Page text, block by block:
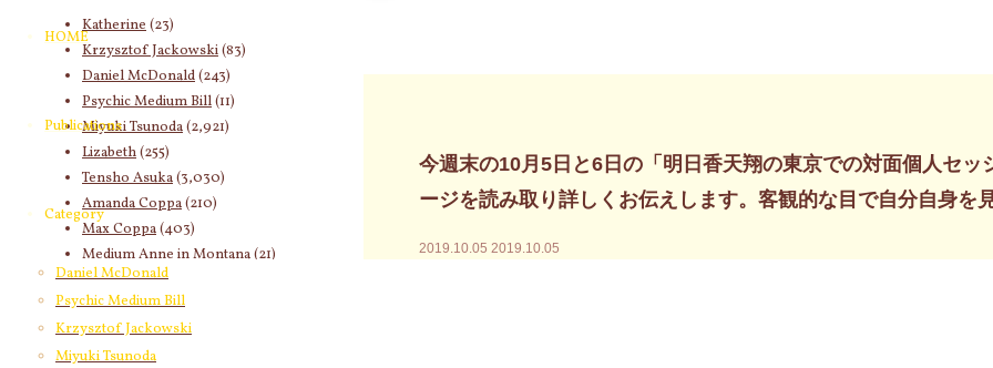
HOME
Publications
Category
Daniel McDonald
Psychic Medium Bill
Krzysztof Jackowski
Miyuki Tsunoda
今週末の10月5日と6日の「明日香天翔の東京での対面個人セ
ージを読み取り詳しくお伝えします。客観的な目で自分自身を
2019.10.05 2019.10.05
Katherine(23)
Krzysztof Jackowski(83)
Daniel McDonald(243)
Psychic Medium Bill(11)
Miyuki Tsunoda(2,921)
Lizabeth(255)
Tensho Asuka(3,030)
Amanda Coppa(210)
Max Coppa(403)
Medium Anne in Montana(21)
Cynthia Rose(4)